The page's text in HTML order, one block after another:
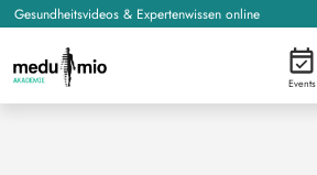
Gesundheitsvideos & Expertenwissen online
Events